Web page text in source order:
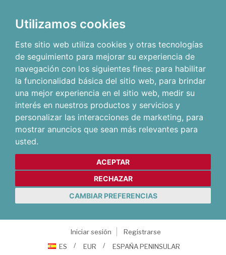
Utilizamos cookies
Este sitio web utiliza cookies y otras tecnologías
de seguimiento para mejorar su experiencia de
navegación con los siguientes fines: para habilitar
la funcionalidad básica del sitio web, para brindar
una mejor experiencia en el sitio web, medir su
interés en nuestros productos y servicios y
personalizar las interacciones de marketing, para
mostrar anuncios que sean más relevantes para
usted.
ACEPTAR
RECHAZAR
CAMBIAR PREFERENCIAS
Iniciar sesión
Registrarse
ES
EUR ESPAÑA PENINSULAR